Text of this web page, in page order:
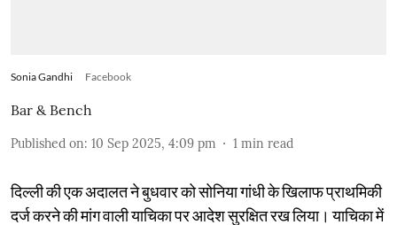
Sonia Gandhi Facebook
Bar & Bench
Published on: 10 Sep 2025, 4:09 pm 1 min read
दिल्ली की एक अदालत ने बुधवार को सोनिया गांधी के खिलाफ प्राथमिकी
दर्ज करने की मांग वाली याचिका पर आदेश सुरक्षित रख लिया। याचिका में